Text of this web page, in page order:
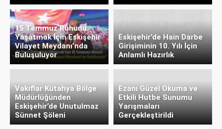
15 Temmuz Ruhunu
Yaşatmak İçin Eskişehir
Vilayet Meydanı’nda
Buluşuluyor
Eskişehir’de Hain Darbe
Girişiminin 10. Yılı İçin
Anlamlı Hazırlık
Vakıflar Kütahya Bölge
Müdürlüğünden
Eskişehir’de Unutulmaz
Sünnet Şöleni
Ezanı Güzel Okuma ve
Etkili Hutbe Sunumu
Yarışmaları
Gerçekleştirildi